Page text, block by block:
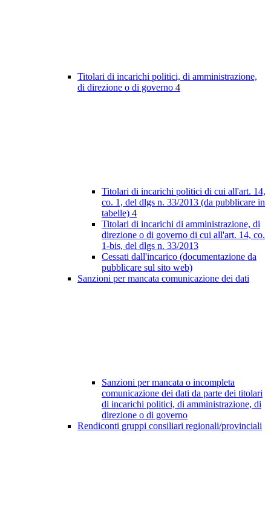
Titolari di incarichi politici, di amministrazione,
di direzione o di governo 4
Titolari di incarichi politici di cui all'art. 14,
co. 1, del dlgs n. 33/2013 (da pubblicare in
tabelle) 4
Titolari di incarichi di amministrazione, di
direzione o di governo di cui all'art. 14, co.
1-bis, del dlgs n. 33/2013
Cessati dall'incarico (documentazione da
pubblicare sul sito web)
Sanzioni per mancata comunicazione dei dati
Sanzioni per mancata o incompleta
comunicazione dei dati da parte dei titolari
di incarichi politici, di amministrazione, di
direzione o di governo
Rendiconti gruppi consiliari regionali/provinciali